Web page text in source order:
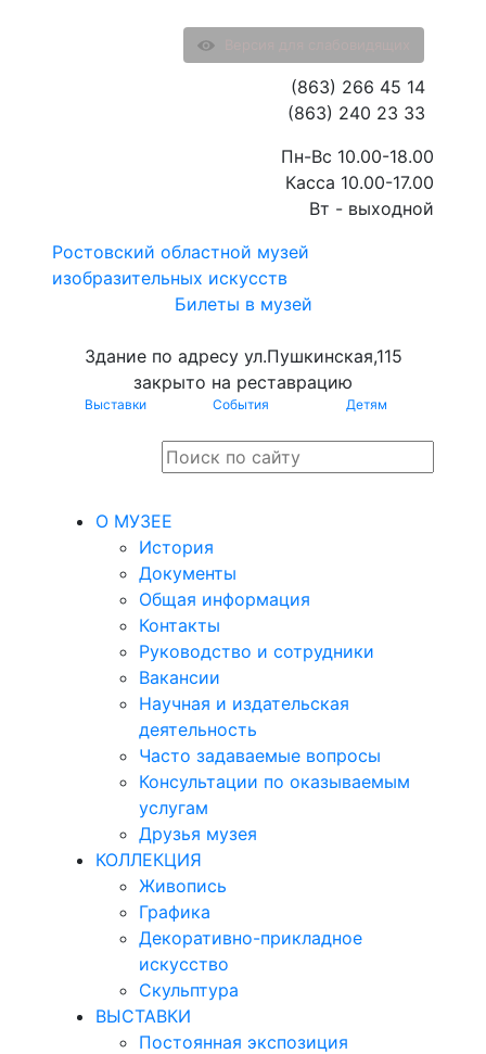
Ростовский областной музей
изобразительных искусств
Билеты в музей
Здание по адресу ул.Пушкинская,115
закрыто на реставрацию
Выставки События Детям
(863) 266 45 14
(863) 240 23 33
Пн-Вс 10.00-18.00
Касса 10.00-17.00
Вт - выходной
О МУЗЕЕ
История
Документы
Общая информация
Контакты
Руководство и сотрудники
Вакансии
Научная и издательская
деятельность
Часто задаваемые вопросы
Консультации по оказываемым
услугам
Друзья музея
КОЛЛЕКЦИЯ
Живопись
Графика
Декоративно-прикладное
искусство
Скульптура
ВЫСТАВКИ
Постоянная экспозиция